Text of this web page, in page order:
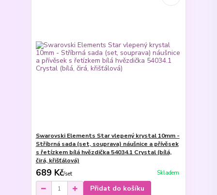
Swarovski Elements Star vlepený krystal 10mm -
Stříbrná sada (set, souprava) náušnice a přívěsek
s řetízkem bílá hvězdička 54034.1 Crystal (bílá,
čirá, křišťálová)
689 Kč/set Skladem
Přidat do košíku